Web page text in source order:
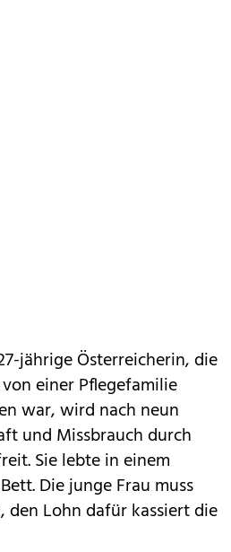
jährige Österreicherin, die
einer Pflegefamilie
war, wird nach neun
und Missbrauch durch
Sie lebte in einem
Die junge Frau muss
den Lohn dafür kassiert die